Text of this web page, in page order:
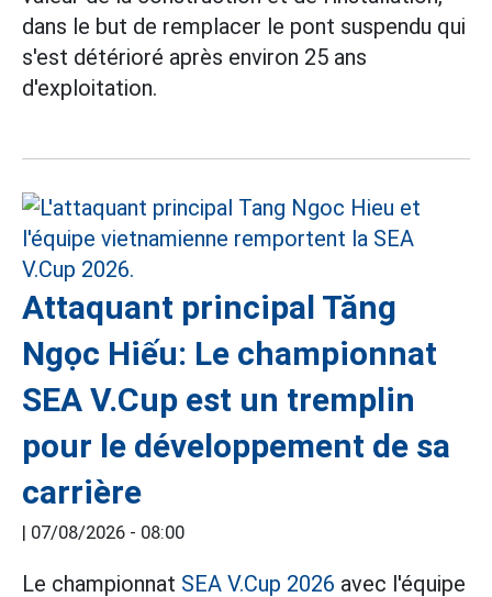
dans le but de remplacer le pont suspendu qui
s'est détérioré après environ 25 ans
d'exploitation.
Attaquant principal Tăng
Ngọc Hiếu: Le championnat
SEA V.Cup est un tremplin
pour le développement de sa
carrière
| 07/08/2026 - 08:00
Le championnat SEA V.Cup 2026 avec l'équipe